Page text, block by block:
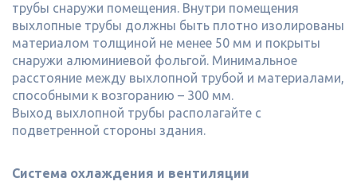
трубы снаружи помещения. Внутри помещения
выхлопные трубы должны быть плотно изолированы
материалом толщиной не менее 50 мм и покрыты
снаружи алюминиевой фольгой. Минимальное
расстояние между выхлопной трубой и материалами,
способными к возгоранию – 300 мм.
Выход выхлопной трубы располагайте с
подветренной стороны здания.
Система охлаждения и вентиляции